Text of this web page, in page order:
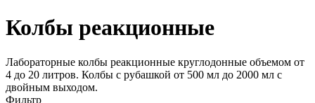
Колбы реакционные
Лабораторные колбы реакционные круглодонные объемом от
4 до 20 литров. Колбы с рубашкой от 500 мл до 2000 мл с
двойным выходом.
Фильтр